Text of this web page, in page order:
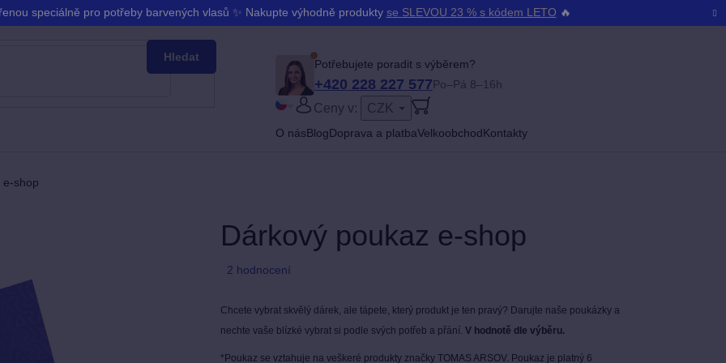
speciálně pro potřeby barvených vlasů ✨ Nakupte výhodně produkty se SLEVOU 23 % s kódem LETO 🔥
Potřebujete poradit s výběrem?
+420 228 227 577Po–Pá 8–16h
Slovenčina
PŘIHLÁŠENÍ
Ceny v: CZK
O násBlogDoprava a platbaVelkoobchodKontakty
Hledat
e-shop
Dárkový poukaz e-shop
Průměrné
produktu
je
2 hodnocení
Chcete vybrat skvělý dárek, ale tápete, který produkt je ten pravý? Darujte naše poukázky a
nechte vaše blízké vybrat si podle svých potřeb a přání. V hodnotě dle výběru.
*Poukaz se vztahuje na veškeré produkty značky TOMAS ARSOV. Poukaz je platný 6